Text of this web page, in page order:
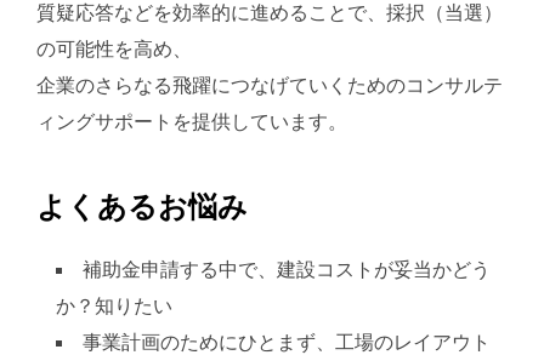
質疑応答などを効率的に進めることで、採択（当選）
の可能性を高め、
企業のさらなる飛躍につなげていくためのコンサルテ
ィングサポートを提供しています。
よくあるお悩み
補助金申請する中で、建設コストが妥当かどう
か？知りたい
事業計画のためにひとまず、工場のレイアウト